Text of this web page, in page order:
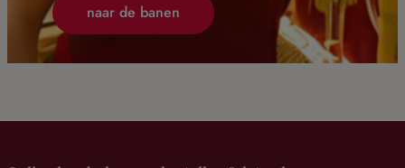
naar de banen